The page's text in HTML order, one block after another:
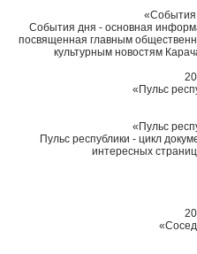
«События
События дня - основная
посвященная главным
культурным новостям
«Пульс
«Пульс
Пульс республики - цикл
интересных